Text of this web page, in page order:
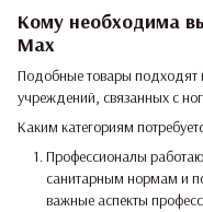
Кому необходима
Max
Подобные товары подходят
учреждений, связанных с
Каким категориям
Профессионалы
санитарным нормам и
важные аспекты